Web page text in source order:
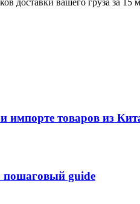
импорте товаров из
пошаговый guide